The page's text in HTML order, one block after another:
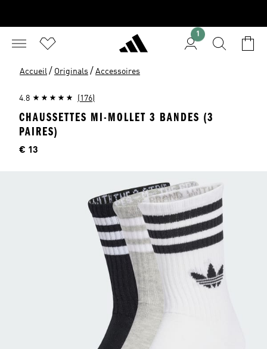
1
Accueil / Originals / Accessoires
4.8 (176)
CHAUSSETTES MI-MOLLET 3 BANDES (3
PAIRES)
Price
€ 13